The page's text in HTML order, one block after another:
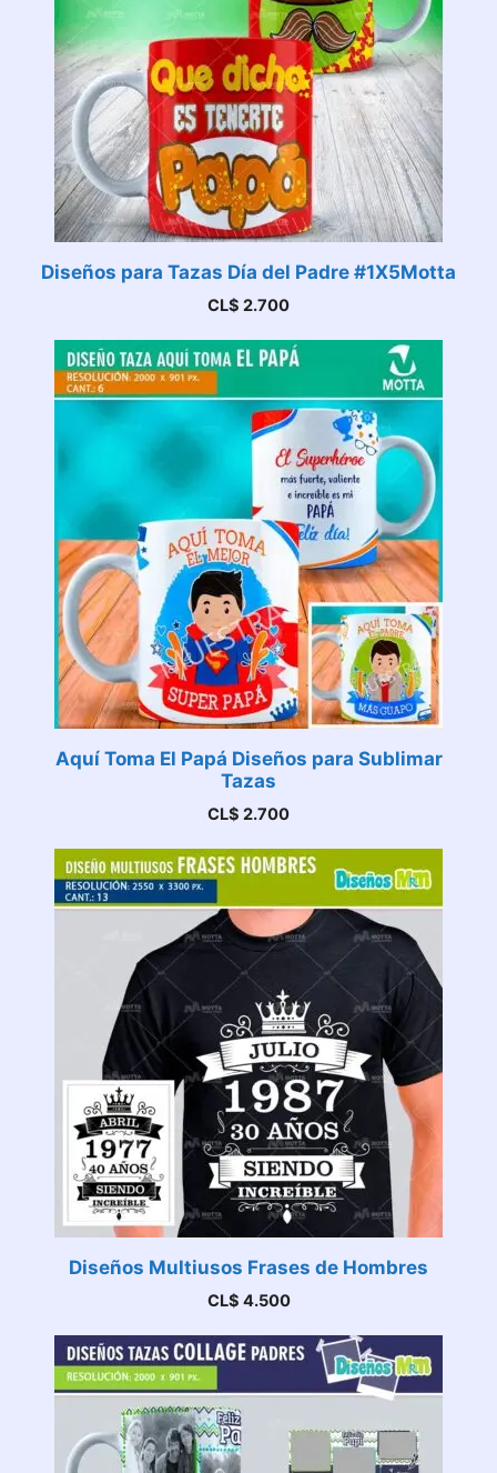
Diseños para Tazas Día del Padre #1X5Motta
CL$ 2.700
Aquí Toma El Papá Diseños para Sublimar
Tazas
CL$ 2.700
Diseños Multiusos Frases de Hombres
CL$ 4.500